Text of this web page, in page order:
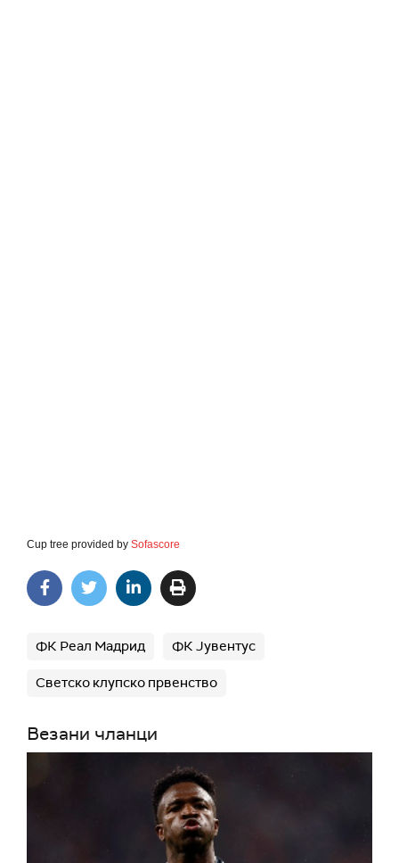
Cup tree provided by Sofascore
ФК Реал Мадрид ФК Јувентус
Светско клупско првенство
Везани чланци